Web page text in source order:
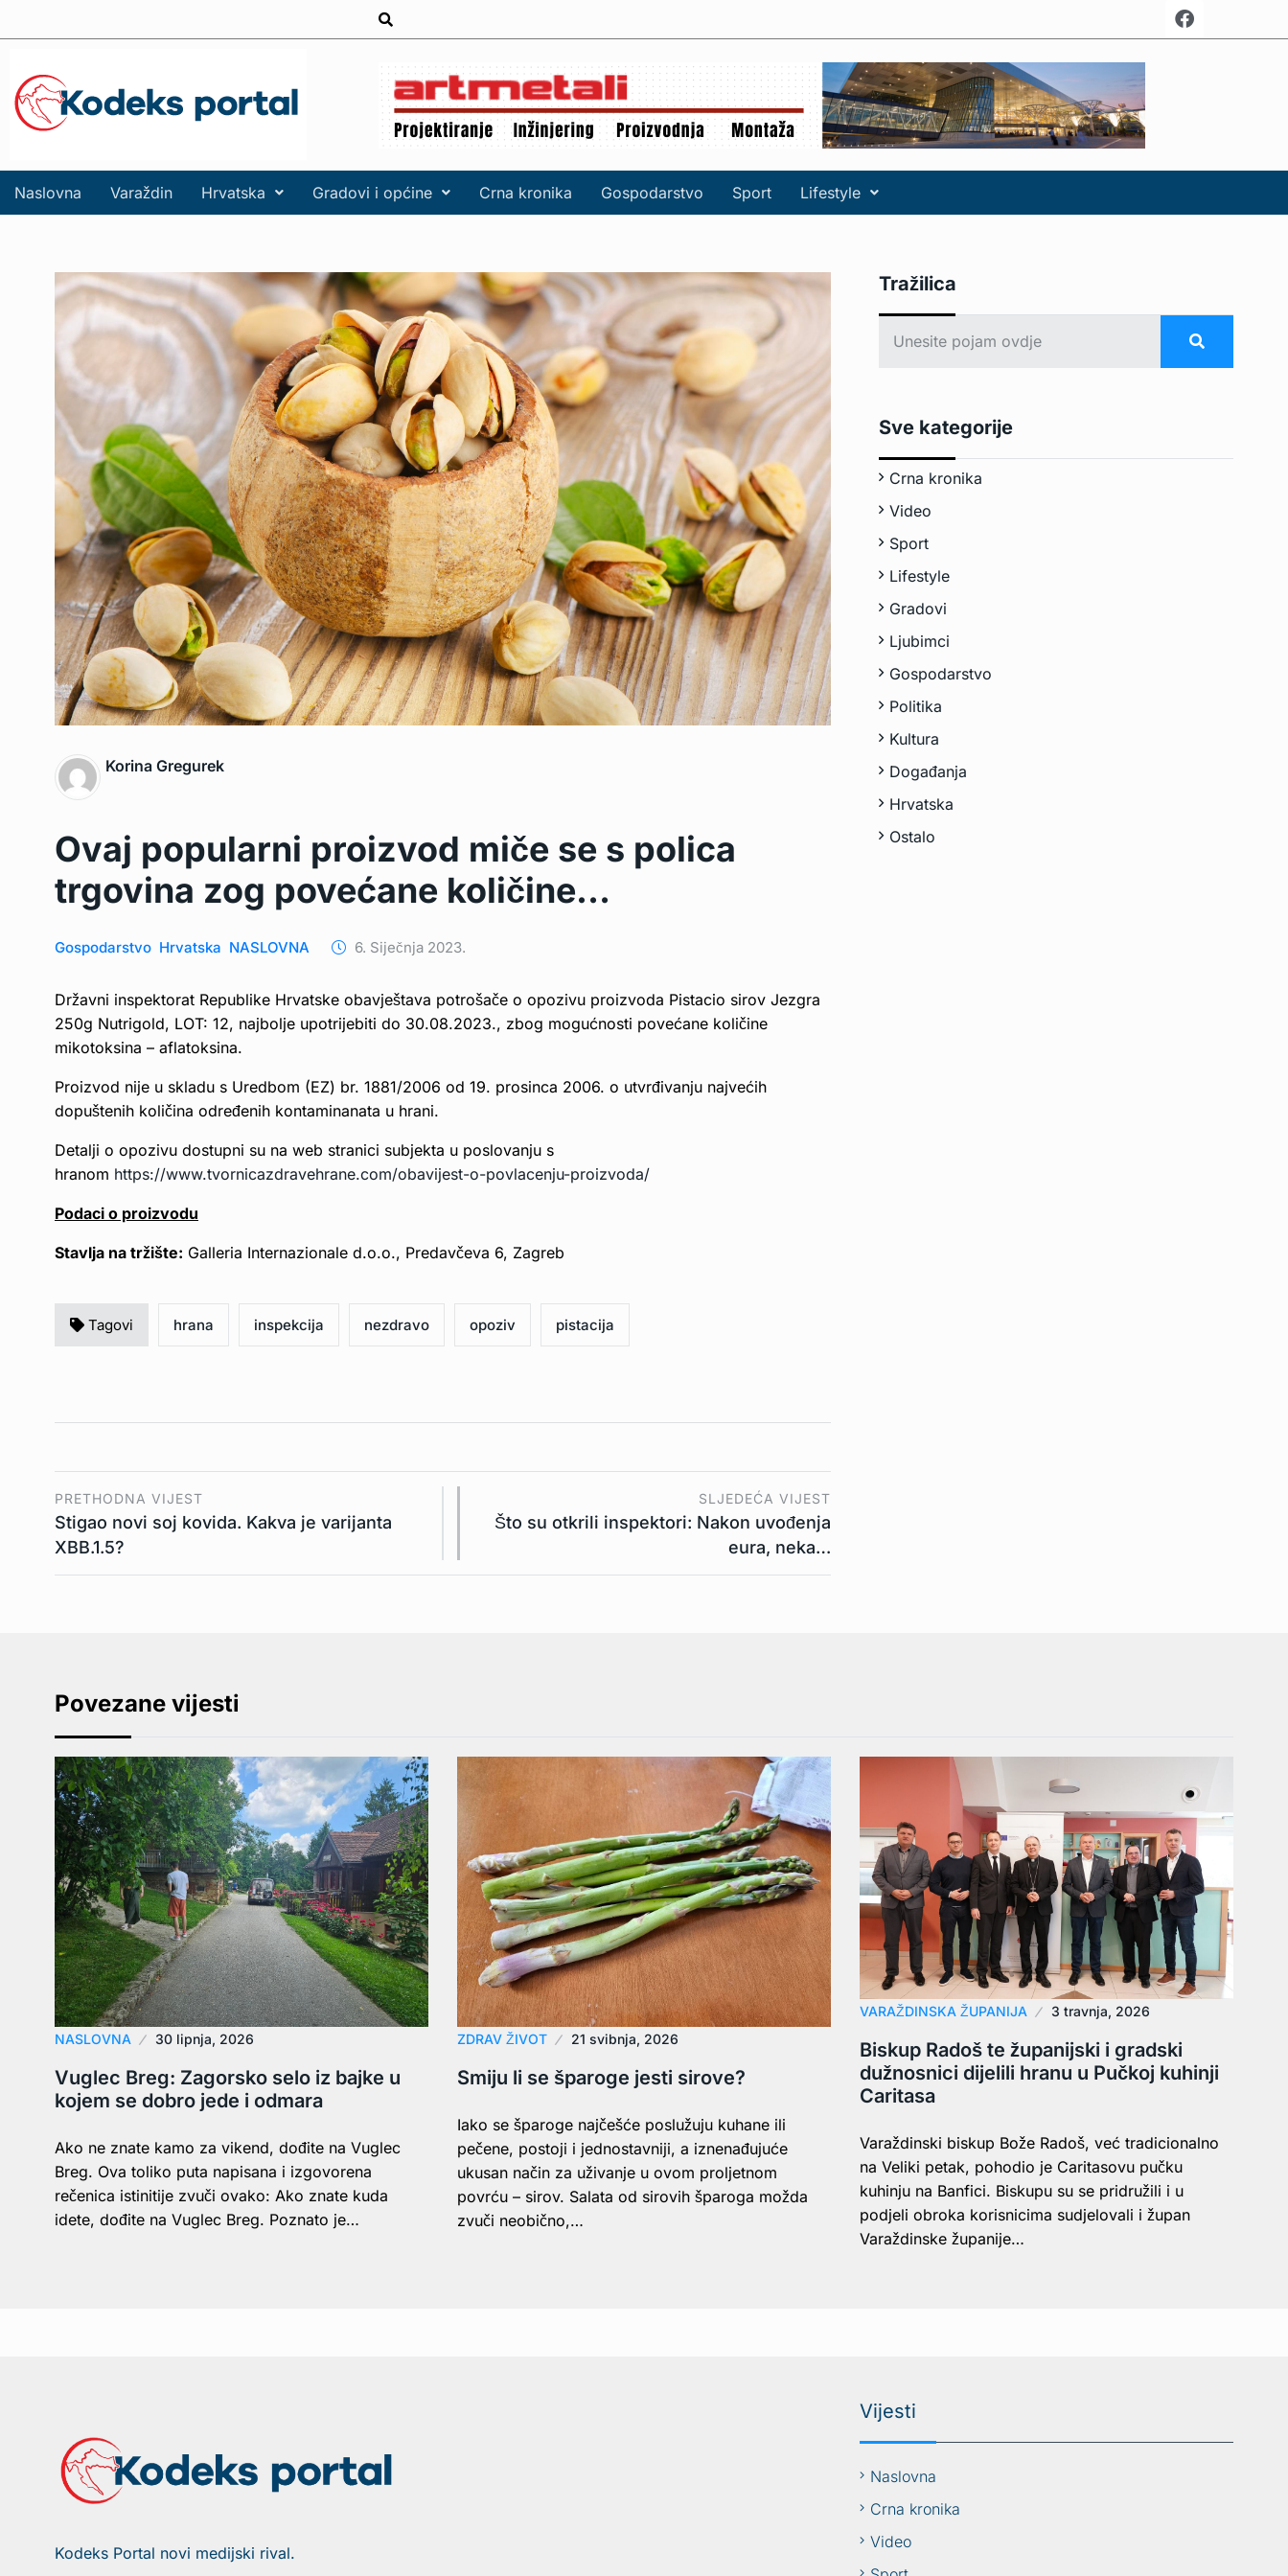
Naslovna Varaždin Hrvatska Gradovi i općine Crna kronika Gospodarstvo Sport Lifestyle
Korina Gregurek
Ovaj popularni proizvod miče se s polica
trgovina zog povećane količine…
Gospodarstvo Hrvatska NASLOVNA 6. Siječnja 2023.
Državni inspektorat Republike Hrvatske obavještava potrošače o opozivu proizvoda Pistacio sirov Jezgra
250g Nutrigold, LOT: 12, najbolje upotrijebiti do 30.08.2023., zbog mogućnosti povećane količine
mikotoksina – aflatoksina.
Proizvod nije u skladu s Uredbom (EZ) br. 1881/2006 od 19. prosinca 2006. o utvrđivanju najvećih
dopuštenih količina određenih kontaminanata u hrani.
Detalji o opozivu dostupni su na web stranici subjekta u poslovanju s
hranom https://www.tvornicazdravehrane.com/obavijest-o-povlacenju-proizvoda/
Podaci o proizvodu
Stavlja na tržište: Galleria Internazionale d.o.o., Predavčeva 6, Zagreb
Tagovi hrana inspekcija nezdravo opoziv pistacija
PRETHODNA VIJEST
Stigao novi soj kovida. Kakva je varijanta
XBB.1.5?
SLJEDEĆA VIJEST
Što su otkrili inspektori: Nakon uvođenja
eura, neka…
Tražilica
Sve kategorije
Crna kronika
Video
Sport
Lifestyle
Gradovi
Ljubimci
Gospodarstvo
Politika
Kultura
Događanja
Hrvatska
Ostalo
Povezane vijesti
NASLOVNA 30 lipnja, 2026
Vuglec Breg: Zagorsko selo iz bajke u
kojem se dobro jede i odmara
Ako ne znate kamo za vikend, dođite na Vuglec
Breg. Ova toliko puta napisana i izgovorena
rečenica istinitije zvuči ovako: Ako znate kuda
idete, dođite na Vuglec Breg. Poznato je…
ZDRAV ŽIVOT 21 svibnja, 2026
Smiju li se šparoge jesti sirove?
Iako se šparoge najčešće poslužuju kuhane ili
pečene, postoji i jednostavniji, a iznenađujuće
ukusan način za uživanje u ovom proljetnom
povrću – sirov. Salata od sirovih šparoga možda
zvuči neobično,…
VARAŽDINSKA ŽUPANIJA 3 travnja, 2026
Biskup Radoš te županijski i gradski
dužnosnici dijelili hranu u Pučkoj kuhinji
Caritasa
Varaždinski biskup Bože Radoš, već tradicionalno
na Veliki petak, pohodio je Caritasovu pučku
kuhinju na Banfici. Biskupu su se pridružili i u
podjeli obroka korisnicima sudjelovali i župan
Varaždinske županije…
Kodeks Portal novi medijski rival.
Vijesti
Naslovna
Crna kronika
Video